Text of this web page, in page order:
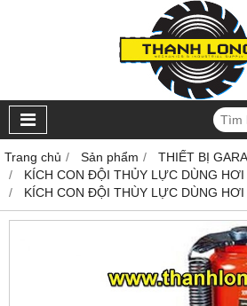
Trang chủ Sản phẩm
THIẾT BỊ
KÍCH CON ĐỘI THỦY LỰC DÙNG HƠI
KÍCH CON ĐỘI THÙY LỰC DÙNG HƠI